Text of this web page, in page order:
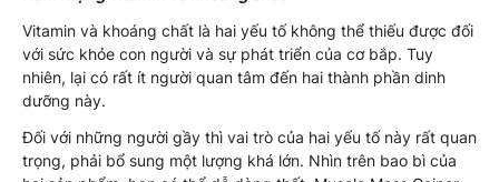
Vitamin và khoáng chất là hai yếu tố không thể thiếu được đối
với sức khỏe con người và sự phát triển của cơ bắp. Tuy
nhiên, lại có rất ít người quan tâm đến hai thành phần dinh
dưỡng này.
Đối với những người gầy thì vai trò của hai yếu tố này rất quan
trọng, phải bổ sung một lượng khá lớn. Nhìn trên bao bì của